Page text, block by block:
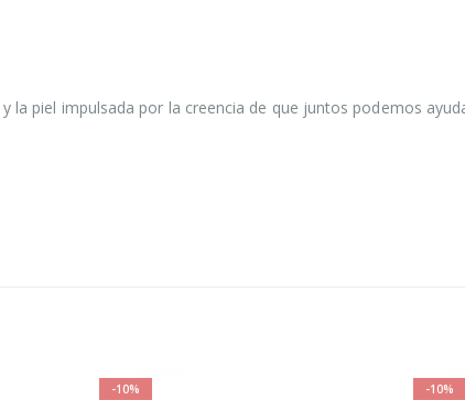
piel impulsada por la creencia de que juntos podemos
-10% -10%